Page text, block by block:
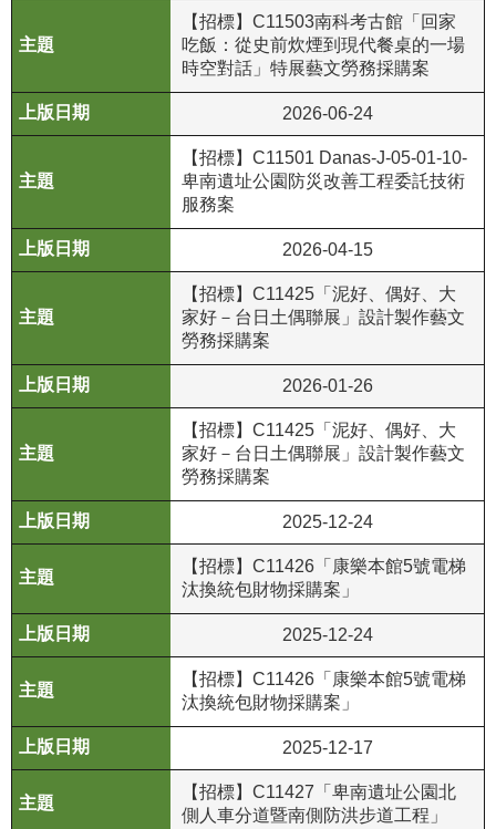
性
平
區
友
善
措
施
服
信
網
導
R
S
網
資
【招標】C11503南科考古館「回家
吃飯：從史前炊煙到現代餐桌的一場
時空對話」特展藝文勞務採購案
2026-06-24
【招標】C11501 Danas-J-05-01-10-
卑南遺址公園防災改善⼯程委託技術
服務案
2026-04-15
【招標】C11425「泥好、偶好、大
家好－台日土偶聯展」設計製作藝文
勞務採購案
2026-01-26
【招標】C11425「泥好、偶好、大
家好－台日土偶聯展」設計製作藝文
勞務採購案
2025-12-24
【招標】C11426「康樂本館5號電梯
汰換統包財物採購案」
2025-12-24
【招標】C11426「康樂本館5號電梯
汰換統包財物採購案」
2025-12-17
【招標】C11427「卑南遺址公園北
側人車分道暨南側防洪步道工程」